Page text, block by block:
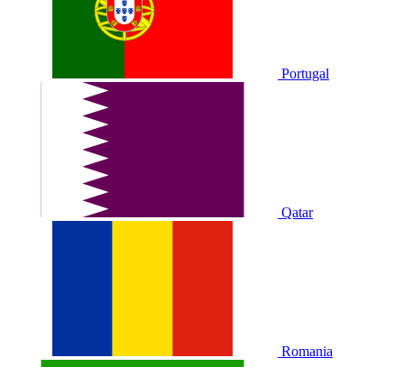
Portugal
Qatar
Romania